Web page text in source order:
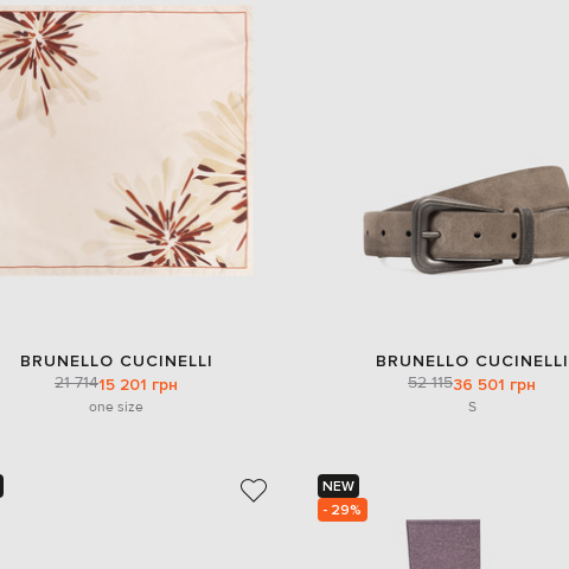
BRUNELLO CUCINELLI
21 71415 201 грн
one size
BRUNELLO CUCINELLI
52 11536 501 грн
S
NEW
- 29%